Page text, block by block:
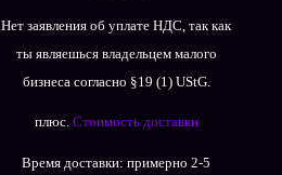
Нет заявления об уплате НДС, так как
ты являешься владельцем малого
бизнеса согласно §19 (1) UStG.
плюс. Стоимость доставки
Время доставки:примерно 2-5